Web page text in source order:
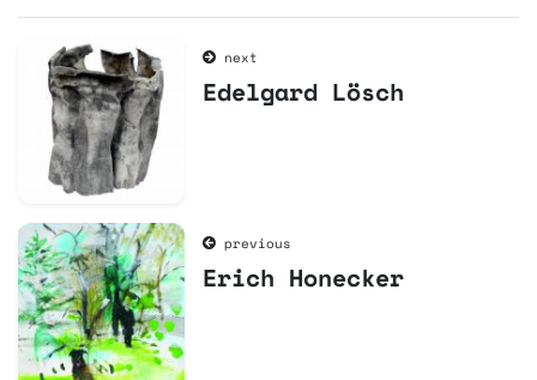
next
Edelgard Lösch
previous
Erich Honecker